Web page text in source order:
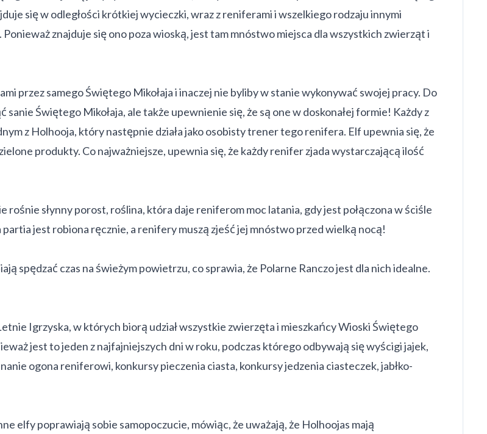
się w odległości krótkiej wycieczki, wraz z reniferami i wszelkiego rodzaju innymi
znajduje się ono poza wioską, jest tam mnóstwo miejsca dla wszystkich zwierząt i
przez samego Świętego Mikołaja i inaczej nie byliby w stanie wykonywać swojej pracy. Do
Świętego Mikołaja, ale także upewnienie się, że są one w doskonałej formie! Każdy z
z Holhooja, który następnie działa jako osobisty trener tego renifera. Elf upewnia się, że
produkty. Co najważniejsze, upewnia się, że każdy renifer zjada wystarczającą ilość
rośnie słynny porost, roślina, która daje reniferom moc latania, gdy jest połączona w ściśle
jest robiona ręcznie, a renifery muszą zjeść jej mnóstwo przed wielką nocą!
spędzać czas na świeżym powietrzu, co sprawia, że Polarne Ranczo jest dla nich idealne.
Igrzyska, w których biorą udział wszystkie zwierzęta i mieszkańcy Wioski Świętego
jest to jeden z najfajniejszych dni w roku, podczas którego odbywają się wyścigi jajek,
ogona reniferowi, konkursy pieczenia ciasta, konkursy jedzenia ciasteczek, jabłko-
elfy poprawiają sobie samopoczucie, mówiąc, że uważają, że Holhoojas mają